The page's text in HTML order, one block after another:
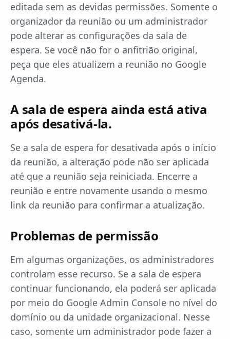
editada sem as devidas permissões. Somente o
organizador da reunião ou um administrador
pode alterar as configurações da sala de
espera. Se você não for o anfitrião original,
peça que eles atualizem a reunião no Google
Agenda.
A sala de espera ainda está ativa
após desativá-la.
Se a sala de espera for desativada após o início
da reunião, a alteração pode não ser aplicada
até que a reunião seja reiniciada. Encerre a
reunião e entre novamente usando o mesmo
link da reunião para confirmar a atualização.
Problemas de permissão
Em algumas organizações, os administradores
controlam esse recurso. Se a sala de espera
continuar funcionando, ela poderá ser aplicada
por meio do Google Admin Console no nível do
domínio ou da unidade organizacional. Nesse
caso, somente um administrador pode fazer a